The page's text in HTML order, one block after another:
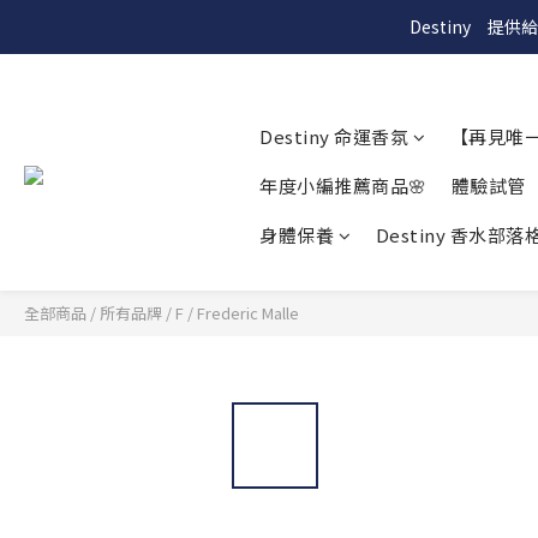
Destiny　提供
Destiny 命運香氛
【再見
年度小編推薦商品🌸
體驗試管
身體保養
Destiny 香水部落
全部商品 / 所有品牌 / F / Frederic Malle